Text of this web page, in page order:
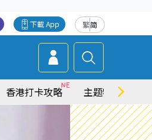
繁简
下載 App
香港打卡攻略 主题特集